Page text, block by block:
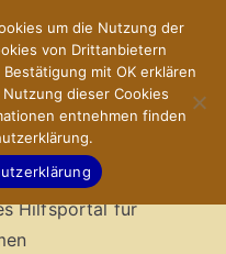
Hilfsportal für
um die Nutzung der
von Drittanbietern
mit OK erklären
dieser Cookies
entnehmen finden